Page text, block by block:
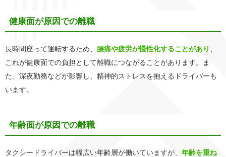
健康面が原因での離職
長時間座って運転するため、 腰痛や疲労が慢性化することがあり
これが健康面での負担として離職につながることがあります。ま
た、深夜勤務などが影響し、精神的ストレスを抱えるドライバーも
います。
年齢面が原因での離職
タクシードライバーは幅広い年齢層が働いていますが、 年齢を重ね